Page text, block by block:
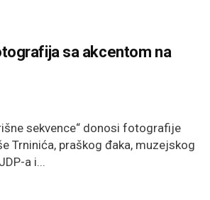
sa akcentom na
sekvence“ donosi fotografije
Trninića, praškog đaka, muzejskog
a i...